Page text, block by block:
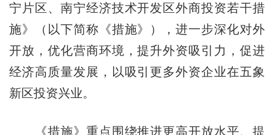
宁片区、南宁经济技术开发区外商投资若干措
施》（以下简称《措施》），进一步深化对外
开放，优化营商环境，提升外资吸引力，促进
经济高质量发展，以吸引更多外资企业在五象
新区投资兴业。
《措施》重点围绕推进更高开放水平、提